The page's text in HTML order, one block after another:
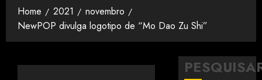
Home 2021
novembro
NewPOP divulga logotipo de “Mo Dao Zu Shi”